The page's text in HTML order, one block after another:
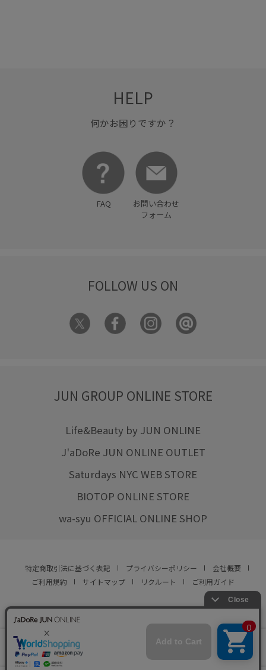
HELP
何かお困りですか？
FAQ
お問い合わせ
フォーム
FOLLOW US ON
JUN GROUP ONLINE STORE
Life&Beauty by JUN ONLINE
J'aDoRe JUN ONLINE OUTLET
Saturdays NYC WEB STORE
BIOTOP ONLINE STORE
wa-syu OFFICIAL ONLINE SHOP
特定商取引法に基づく表記 プライバシーポリシー
会社概要
ご利用規約
サイトマップ リクルート ご利用ガイド
© JUN CO.,LTD. ALL RIGHTS RESERVED.
店舗在庫
をみる
カートに入れる